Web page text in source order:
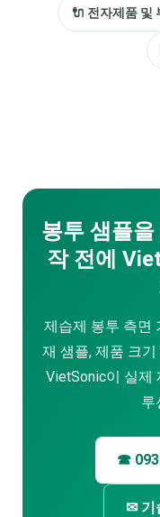
🔌 전자제품 및
봉투 샘플
작 전에
제습제 봉투 측면
재 샘플, 제품 크
VietSonic이 실제
루
☎
✉ 기